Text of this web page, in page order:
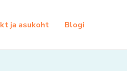
ja asukoht Blogi